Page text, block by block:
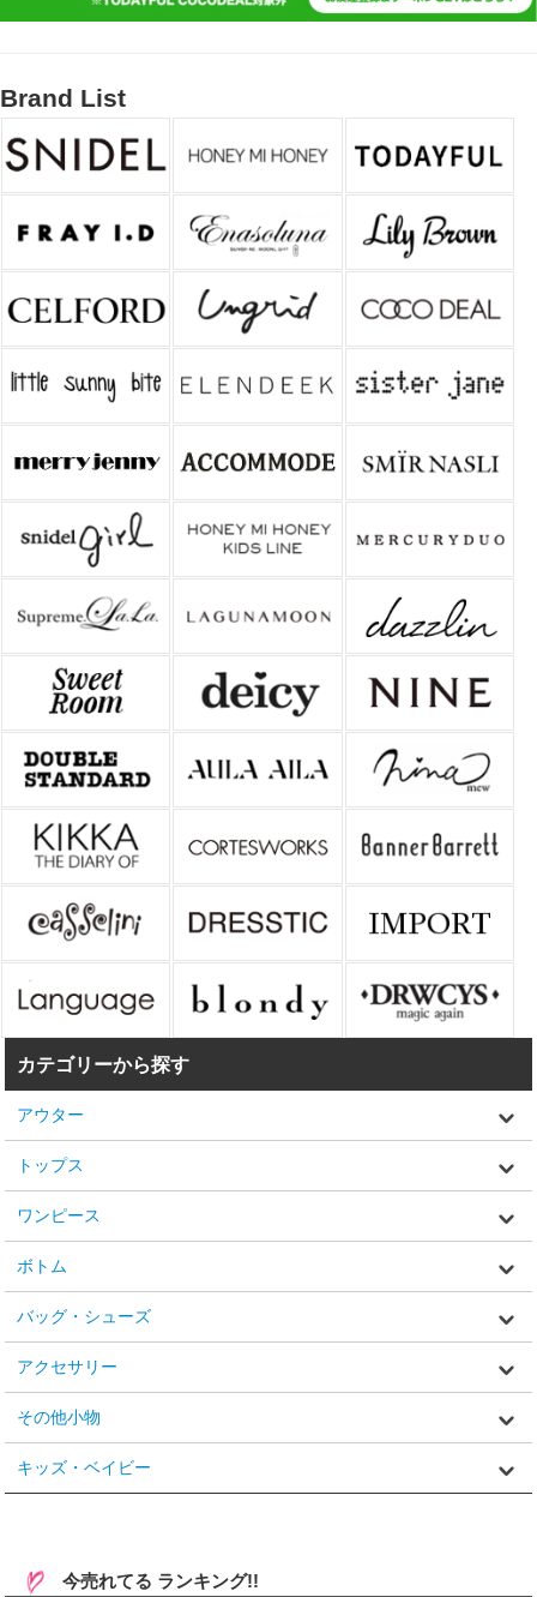
Brand List
カテゴリーから探す
アウター
トップス
ワンピース
ボトム
バッグ・シューズ
アクセサリー
その他小物
キッズ・ベイビー
今売れてる ランキング!!